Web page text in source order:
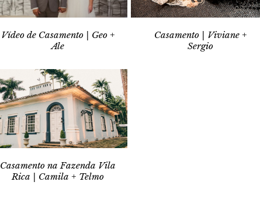
Vídeo de Casamento | Geo +
Ale
Casamento | Viviane +
Sergio
Casamento na Fazenda Vila
Rica | Camila + Telmo